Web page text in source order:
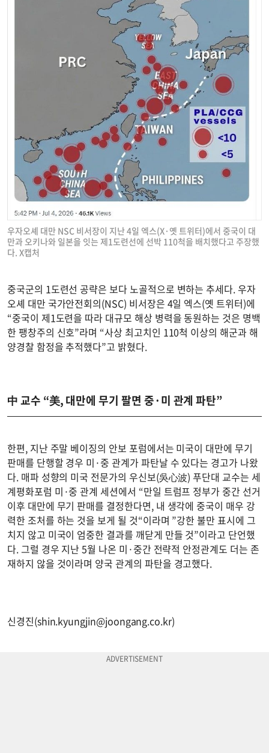
우자오셰 대만 NSC 비서장이 지난 4일 엑스(X·옛 트위터)에서 중국이 대
만과 오키나와 일본을 잇는 제1도련선에 선박 110척을 배치했다고 주장했
다. X캡처
중국군의 1도련선 공략은 보다 노골적으로 변하는 추세다. 우자
오셰 대만 국가안전회의(NSC) 비서장은 4일 엑스(옛 트위터)에
“중국이 제1도련을 따라 대규모 해상 병력을 동원하는 것은 명백
한 팽창주의 신호”라며 “사상 최고치인 110척 이상의 해군과 해
양경찰 함정을 추적했다”고 밝혔다.
中 교수 “美, 대만에 무기 팔면 중·미 관계 파탄”
한편, 지난 주말 베이징의 안보 포럼에서는 미국이 대만에 무기
판매를 단행할 경우 미·중 관계가 파탄날 수 있다는 경고가 나왔
다. 매파 성향의 미국 전문가의 우신보(吳心波) 푸단대 교수는 세
계평화포럼 미·중 관계 세션에서 “만일 트럼프 정부가 중간 선거
이후 대만에 무기 판매를 결정한다면, 내 생각에 중국이 매우 강
력한 조처를 하는 것을 보게 될 것“이라며 ”강한 불만 표시에 그
치지 않고 미국이 엄중한 결과를 깨닫게 만들 것”이라고 단언했
다. 그럴 경우 지난 5월 나온 미·중간 전략적 안정관계도 더는 존
재하지 않을 것이라며 양국 관계의 파탄을 경고했다.
신경진(shin.kyungjin@joongang.co.kr)